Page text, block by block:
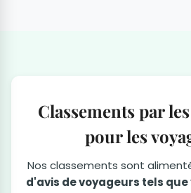
Classements par
pour les
Nos classements sont
d'avis de voyageurs tels que